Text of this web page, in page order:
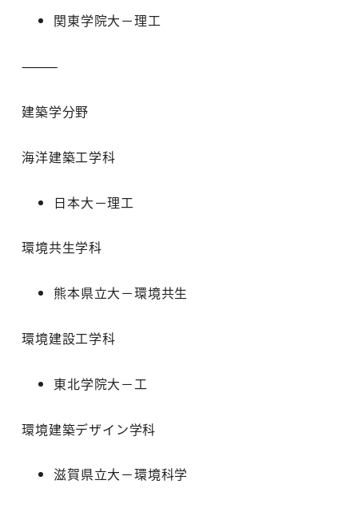
関東学院大－理工
⸻
建築学分野
海洋建築工学科
日本大－理工
環境共生学科
熊本県立大－環境共生
環境建設工学科
東北学院大－工
環境建築デザイン学科
滋賀県立大－環境科学